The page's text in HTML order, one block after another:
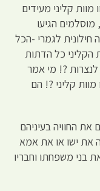
קליני מעידים
הגיעו
חילונית לגמרי -הכל
הקליני כל הדתות
?! מי אמר
קליני ?! הם
את החוויה בעיניהם
את ישו או את אמא
בני משפחתו וחבריו